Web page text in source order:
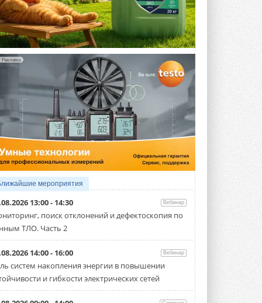
Для Арктики создали
технологию защиты
ветрогенераторов от аварий
Разработка учитывает влияние
мерзлоты, обледенения и снеговых ...
6 АВГУСТА 2026
Гибридный тепловой насос PV/T
с одним общим испарителем
Исследователи предложили
конструкцию двухисточникового ...
5 АВГУСТА 2026
21-й ежегодный форум
«ЦОД-2026»
Мероприятие пройдет 2-3 сентября в
отеле Radisson Slavyanskaya. Форум
посетит более двух тысяч участников ...
5 АВГУСТА 2026
Китайская Shenling представила
линейку тепловых насосов
«воздух-вода» на R290
Серия ThermaX R290 All-In-One
включает три модели ...
Тепловые насосы в связке с
солнечной генерацией и
накопителем снижают
Реклама
мероприятия
13:00 - 14:30 Вебинар
поиск отклонений и дефектоскопия по
ТЛО. Часть 2
14:00 - 16:00 Вебинар
систем накопления энергии в повышении
и гибкости электрических сетей